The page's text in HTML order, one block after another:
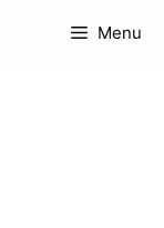
Menu